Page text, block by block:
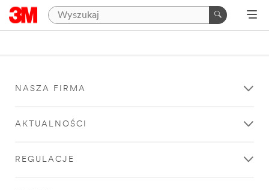
NASZA FIRMA
AKTUALNOŚCI
REGULACJE